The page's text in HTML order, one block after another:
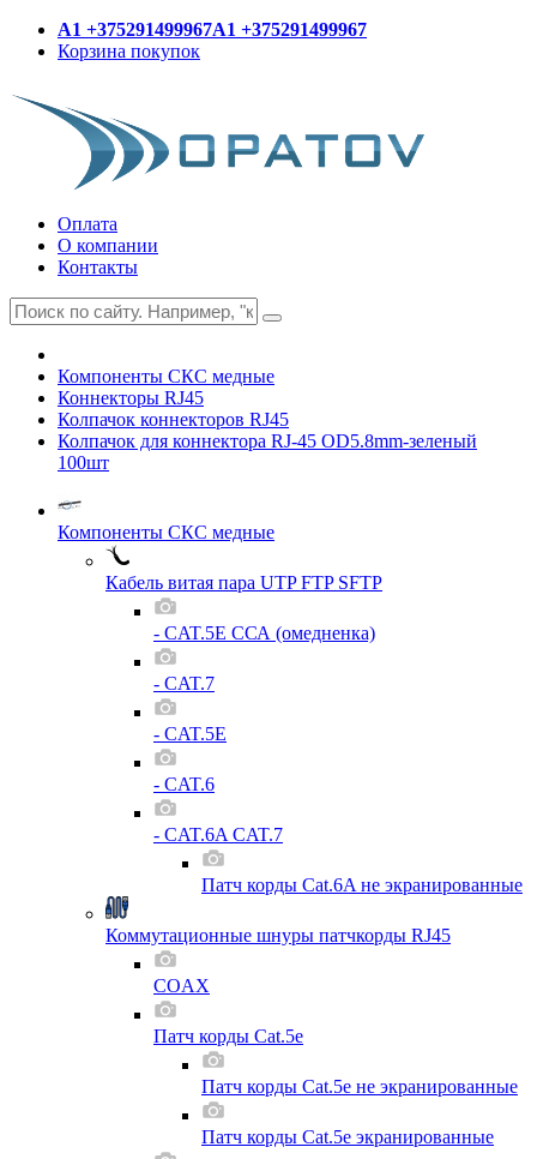
A1 +375291499967A1 +375291499967
Корзина покупок
Оплата
О компании
Контакты
Компоненты СКС медные
Коннекторы RJ45
Колпачок коннекторов RJ45
Колпачок для коннектора RJ-45 OD5.8mm-зеленый
100шт
Компоненты СКС медные
Кабель витая пара UTP FTP SFTP
- CAT.5E ССА (омедненка)
- CAT.7
- CAT.5E
- CAT.6
- CAT.6A CAT.7
Патч корды Cat.6A не экранированные
Коммутационные шнуры патчкорды RJ45
COAX
Патч корды Cat.5e
Патч корды Cat.5e не экранированные
Патч корды Cat.5e экранированные